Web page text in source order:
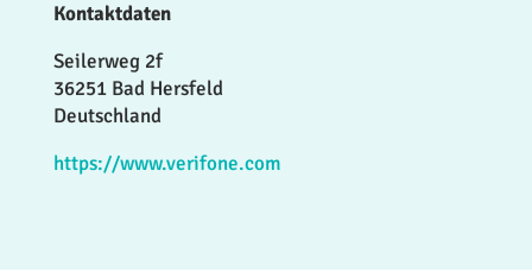
Kontaktdaten
Seilerweg 2f
36251 Bad Hersfeld
Deutschland
https://www.verifone.com